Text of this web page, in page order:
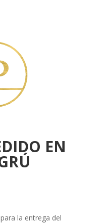
EN
la entrega del